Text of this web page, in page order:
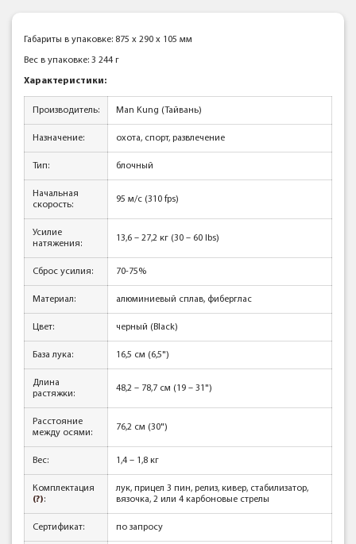
Габариты в упаковке: 875 x 290 x 105 мм
Вес в упаковке: 3 244 г
Характеристики:
Производитель: Man Kung (Тайвань)
Назначение: охота, спорт, развлечение
Тип: блочный
Начальная
скорость:
95 м/с (310 fps)
Усилие
натяжения:
13,6 – 27,2 кг (30 – 60 lbs)
Сброс усилия: 70-75%
Материал: алюминиевый сплав, фиберглас
Цвет: черный (Black)
База лука: 16,5 см (6,5")
Длина
растяжки:
48,2 – 78,7 см (19 – 31")
Расстояние
между осями:
76,2 см (30")
Вес: 1,4 – 1,8 кг
Комплектация
(?):
лук, прицел 3 пин, релиз, кивер, стабилизатор,
вязочка, 2 или 4 карбоновые стрелы
Сертификат: по запросу